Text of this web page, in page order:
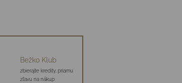
Bežko Klub
zbierajte kredity, priamu
zľavu na nákup